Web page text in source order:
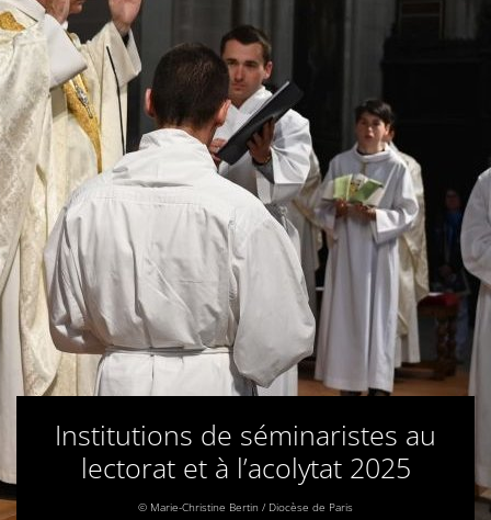
Institutions de séminaristes au
lectorat et à l’acolytat 2025
© Marie-Christine Bertin / Diocèse de Paris